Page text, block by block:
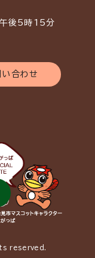
後5時15分
い合わせ
reserved.